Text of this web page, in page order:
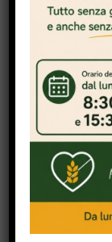
Lorem ipsum
elit. Aenean
massa. Cum
parturient
quam felis,
sem. Nulla
justo, fringilla